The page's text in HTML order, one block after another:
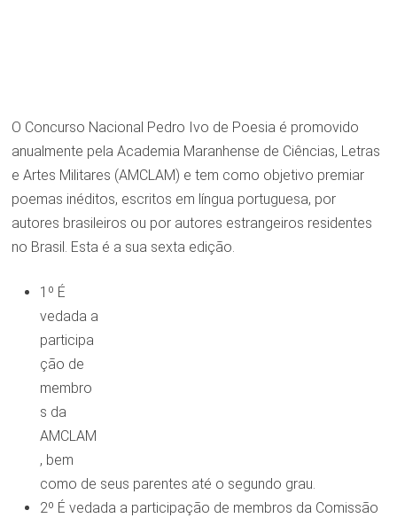
O Concurso Nacional Pedro Ivo de Poesia é promovido
anualmente pela Academia Maranhense de Ciências, Letras
e Artes Militares (AMCLAM) e tem como objetivo premiar
poemas inéditos, escritos em língua portuguesa, por
autores brasileiros ou por autores estrangeiros residentes
no Brasil. Esta é a sua sexta edição.
1º É
vedada a
participa
ção de
membro
s da
AMCLAM
, bem
como de seus parentes até o segundo grau.
2º É vedada a participação de membros da Comissão